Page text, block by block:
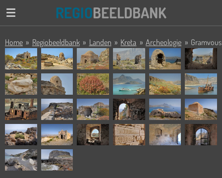
Ga
de
hoofdinhoud
REGIOBEELDBANK
Home » Regiobeeldbank » Landen » Kreta » Archeologie »